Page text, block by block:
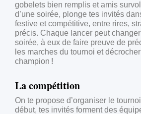
gobelets bien remplis et amis
d’une soirée, plonge tes invités
festive et compétitive, entre rires,
précis. Chaque lancer peut
soirée, à eux de faire preuve de
les marches du tournoi et
champion !
La compétition
On te propose d’organiser le
début, tes invités forment des